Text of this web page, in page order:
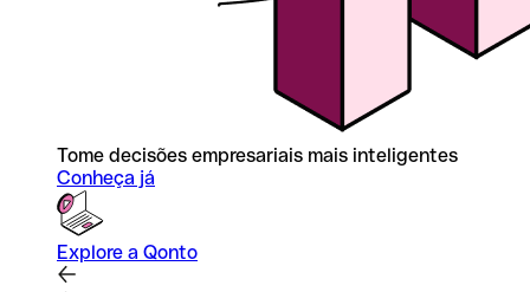
Tome decisões empresariais mais inteligentes
Conheça já
Explore a Qonto